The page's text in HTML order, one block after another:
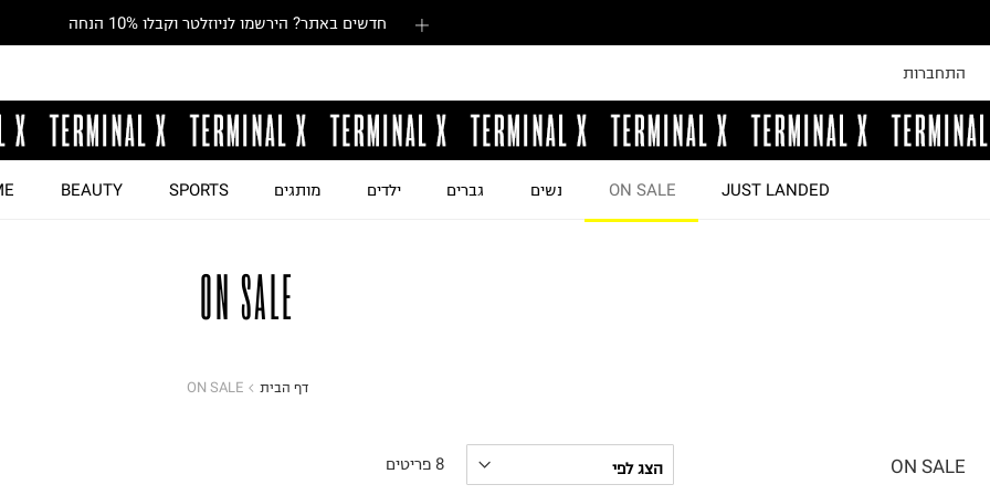
חדשים באתר? הירשמו לניוזלטר וקבלו 10% הנחה
התחברות
JUST LANDED
ON SALE נשים גברים ילדים מותגים SPORTS
BEAUTY
ON SALE
דף הבית ON SALE
ON SALE
8 פריטים